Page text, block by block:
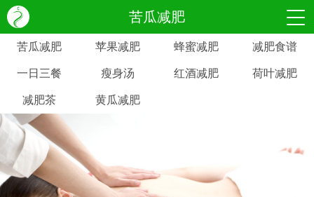
苦瓜减肥
苦瓜减肥 苹果减肥 蜂蜜减肥 减肥食谱
一日三餐 瘦身汤 红酒减肥 荷叶减肥
减肥茶 黄瓜减肥